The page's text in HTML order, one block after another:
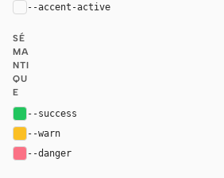
--accent-active
SÉ
MA
NTI
QU
E
--success
--warn
--danger